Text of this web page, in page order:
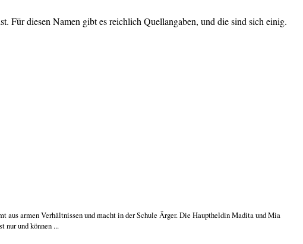
Für diesen Namen gibt es reichlich Quellangaben, und die sind sich einig.
aus armen Verhältnissen und macht in der Schule Ärger. Die Hauptheldin Madita und Mia
nur und können ...